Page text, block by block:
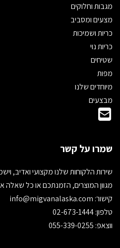
מגבות וחלוקים
מצעים ומסביב
כריות ושמיכות
כריות נוי
שטיחים
מפות
מיוחדים שלנו
מבצעים
שמרו על קשר
שירות הלקוחות שלנו מקצועי ואדיב,
מגוון המוצרים, הזמנתכם או כל שאלה
קישור:
טלפון: 02-673-1444
ווצאפ: 055-339-0255